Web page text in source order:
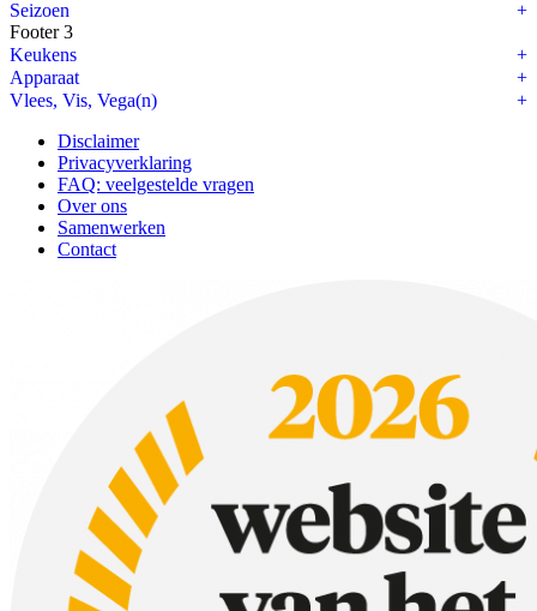
Seizoen
Footer 3
Keukens
Apparaat
Vlees, Vis, Vega(n)
Disclaimer
Privacyverklaring
FAQ: veelgestelde vragen
Over ons
Samenwerken
Contact